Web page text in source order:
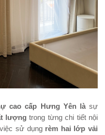
cao cấp Hưng Yên làsự
lượng trong từng chi tiết nội
sử dụng rèm hai lớp vải